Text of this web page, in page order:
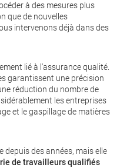
à des mesures plus
que de nouvelles
intervenons déjà dans des
lié à l'assurance qualité.
garantissent une précision
réduction du nombre de
les entreprises
et le gaspillage de matières
depuis des années, mais elle
de travailleurs qualifiés